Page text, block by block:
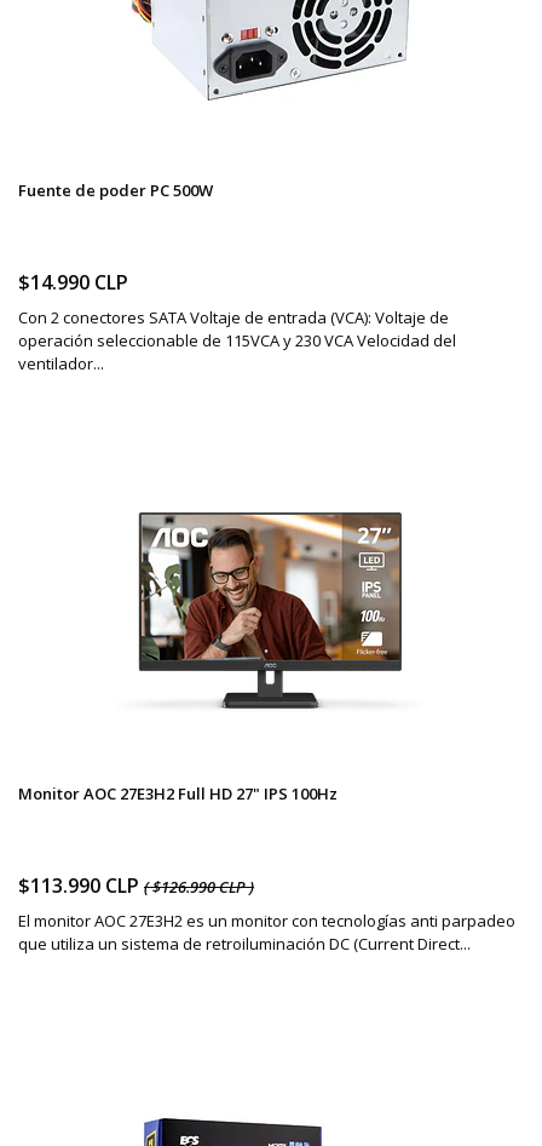
Fuente de poder PC 500W
$14.990 CLP
Con 2 conectores SATA Voltaje de entrada (VCA): Voltaje de
operación seleccionable de 115VCA y 230 VCA Velocidad del
ventilador...
Monitor AOC 27E3H2 Full HD 27" IPS 100Hz
$113.990 CLP ( $126.990 CLP )
El monitor AOC 27E3H2 es un monitor con tecnologías anti parpadeo
que utiliza un sistema de retroiluminación DC (Current Direct...